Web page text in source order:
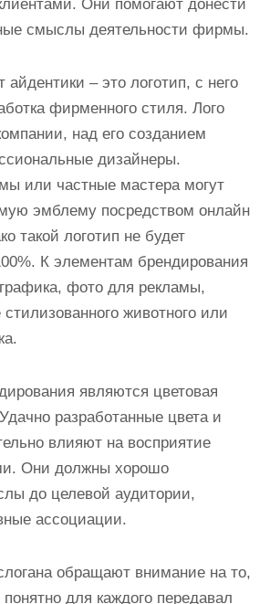
Они помогают донести
смыслы деятельности фирмы.
– это логотип, с него
фирменного стиля. Лого
над его созданием
дизайнеры.
или частные мастера могут
эмблему посредством онлайн
такой логотип не будет
К элементам брендирования
фото для рекламы,
животного или
являются цветовая
разработанные цвета и
влияют на восприятие
Они должны хорошо
до целевой аудитории,
ассоциации.
обращают внимание на то,
для каждого передавал